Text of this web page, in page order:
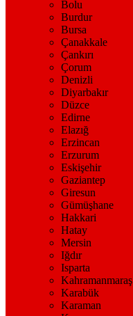
Bolu
Burdur
Bursa
Çanakkale
Çankırı
Çorum
Denizli
Diyarbakır
Düzce
Edirne
Elazığ
Erzincan
Erzurum
Eskişehir
Gaziantep
Giresun
Gümüşhane
Hakkari
Hatay
Mersin
Iğdır
Isparta
Kahramanmaraş
Karabük
Karaman